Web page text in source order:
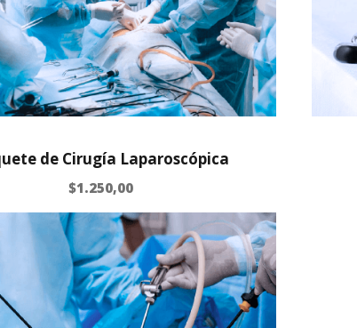
de Cirugía Laparoscópica
$1.250,00